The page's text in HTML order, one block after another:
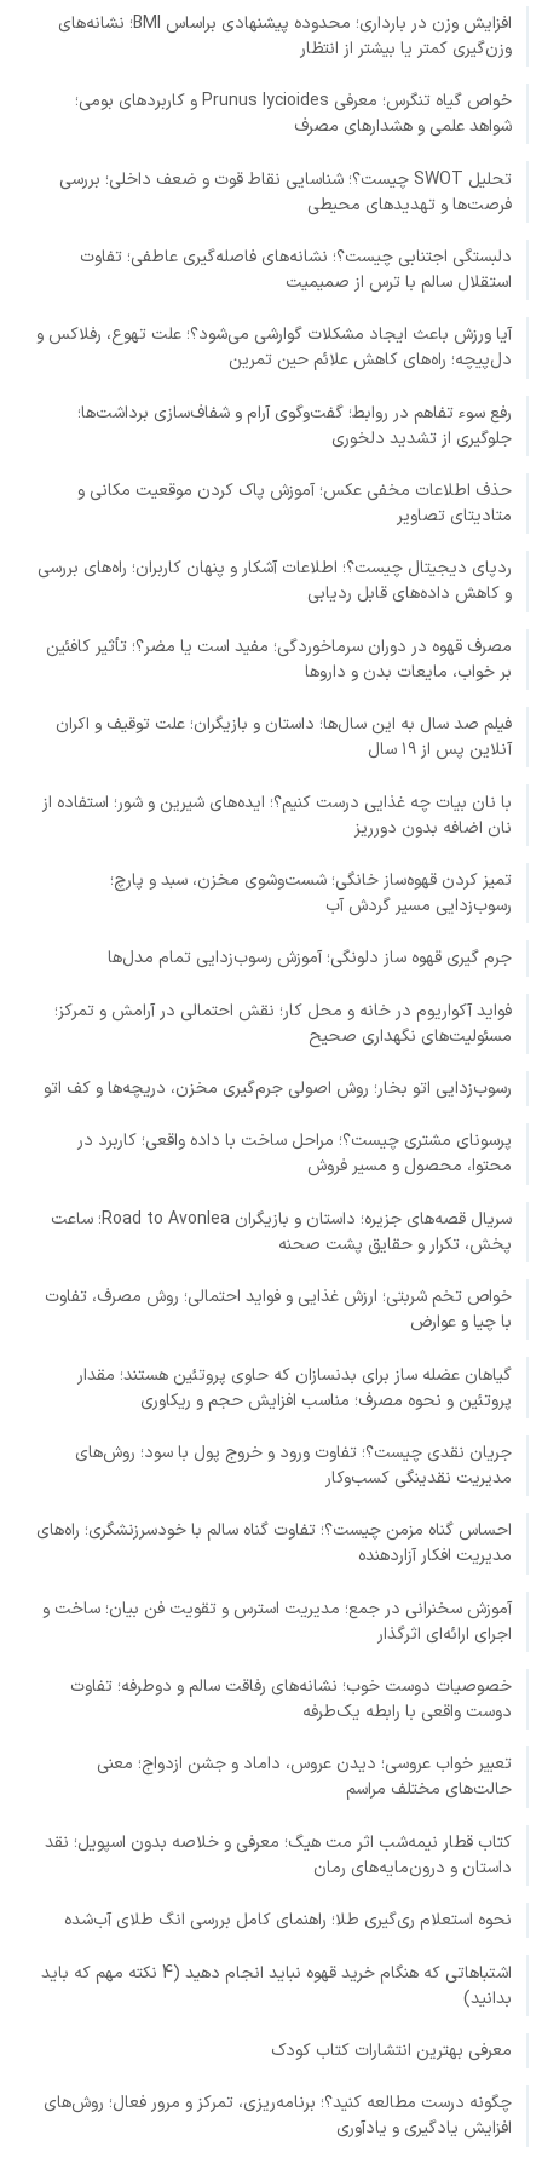
افزایش وزن در بارداری؛ محدوده پیشنهادی براساس BMI؛ نشانه‌های
وزن‌گیری کمتر یا بیشتر از انتظار
خواص گیاه تنگرس؛ معرفی Prunus lycioides و کاربردهای بومی؛
شواهد علمی و هشدارهای مصرف
تحلیل SWOT چیست؟؛ شناسایی نقاط قوت و ضعف داخلی؛ بررسی
فرصت‌ها و تهدیدهای محیطی
دلبستگی اجتنابی چیست؟؛ نشانه‌های فاصله‌گیری عاطفی؛ تفاوت
استقلال سالم با ترس از صمیمیت
آیا ورزش باعث ایجاد مشکلات گوارشی می‌شود؟؛ علت تهوع، رفلاکس و
دل‌پیچه؛ راه‌های کاهش علائم حین تمرین
رفع سوء تفاهم در روابط؛ گفت‌وگوی آرام و شفاف‌سازی برداشت‌ها؛
جلوگیری از تشدید دلخوری
حذف اطلاعات مخفی عکس؛ آموزش پاک کردن موقعیت مکانی و
متادیتای تصاویر
ردپای دیجیتال چیست؟؛ اطلاعات آشکار و پنهان کاربران؛ راه‌های بررسی
و کاهش داده‌های قابل ردیابی
مصرف قهوه در دوران سرماخوردگی؛ مفید است یا مضر؟؛ تأثیر کافئین
بر خواب، مایعات بدن و داروها
فیلم صد سال به این سال‌ها؛ داستان و بازیگران؛ علت توقیف و اکران
آنلاین پس از ۱۹ سال
با نان بیات چه غذایی درست کنیم؟؛ ایده‌های شیرین و شور؛ استفاده از
نان اضافه بدون دورریز
تمیز کردن قهوه‌ساز خانگی؛ شست‌وشوی مخزن، سبد و پارچ؛
رسوب‌زدایی مسیر گردش آب
جرم گیری قهوه ساز دلونگی؛ آموزش رسوب‌زدایی تمام مدل‌ها
فواید آکواریوم در خانه و محل کار؛ نقش احتمالی در آرامش و تمرکز؛
مسئولیت‌های نگهداری صحیح
رسوب‌زدایی اتو بخار؛ روش اصولی جرم‌گیری مخزن، دریچه‌ها و کف اتو
پرسونای مشتری چیست؟؛ مراحل ساخت با داده واقعی؛ کاربرد در
محتوا، محصول و مسیر فروش
سریال قصه‌های جزیره؛ داستان و بازیگران Road to Avonlea؛ ساعت
پخش، تکرار و حقایق پشت صحنه
خواص تخم شربتی؛ ارزش غذایی و فواید احتمالی؛ روش مصرف، تفاوت
با چیا و عوارض
گیاهان عضله ساز برای بدنسازان که حاوی پروتئین هستند؛ مقدار
پروتئین و نحوه مصرف؛ مناسب افزایش حجم و ریکاوری
جریان نقدی چیست؟؛ تفاوت ورود و خروج پول با سود؛ روش‌های
مدیریت نقدینگی کسب‌وکار
احساس گناه مزمن چیست؟؛ تفاوت گناه سالم با خودسرزنشگری؛ راه‌های
مدیریت افکار آزاردهنده
آموزش سخنرانی در جمع؛ مدیریت استرس و تقویت فن بیان؛ ساخت و
اجرای ارائه‌ای اثرگذار
خصوصیات دوست خوب؛ نشانه‌های رفاقت سالم و دوطرفه؛ تفاوت
دوست واقعی با رابطه یک‌طرفه
تعبیر خواب عروسی؛ دیدن عروس، داماد و جشن ازدواج؛ معنی
حالت‌های مختلف مراسم
کتاب قطار نیمه‌شب اثر مت هیگ؛ معرفی و خلاصه بدون اسپویل؛ نقد
داستان و درون‌مایه‌های رمان
نحوه استعلام ری‌گیری طلا؛ راهنمای کامل بررسی انگ طلای آب‌شده
اشتباهاتی که هنگام خرید قهوه نباید انجام دهید (4 نکته مهم که باید
بدانید)
معرفی بهترین انتشارات کتاب کودک
چگونه درست مطالعه کنید؟؛ برنامه‌ریزی، تمرکز و مرور فعال؛ روش‌های
افزایش یادگیری و یادآوری